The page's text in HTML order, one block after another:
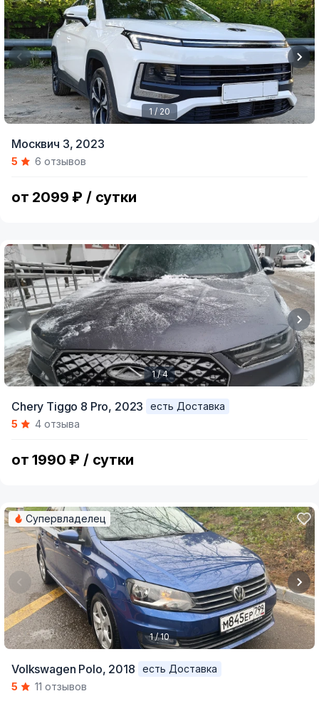
of
1 / 20
Москвич 3, 2023
5 6 отзывов
от 2099 ₽ / сутки
of
1 / 4
Chery Tiggo 8 Pro, 2023
есть Доставка
5
4 отзыва
от 1990 ₽ / сутки
of
Супервладелец
1 / 10
Volkswagen Polo, 2018
есть Доставка
5
11 отзывов